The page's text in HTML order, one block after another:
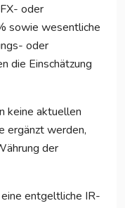
oder
sowie wesentliche
oder
die Einschätzung
keine aktuellen
ergänzt werden,
der
entgeltliche IR-